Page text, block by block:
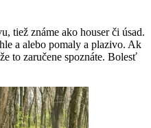
tiež známe ako houser či úsad.
a alebo pomaly a plazivo. Ak
to zaručene spoznáte. Bolesť